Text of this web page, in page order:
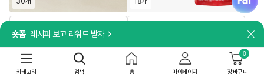
[박스특가]비비고 사골곰탕 300gX30
49,500원
[박스특가]비비고 사골곰탕 500gX18
개
39,240
숏폼 레시피 보고 리워드 받자
카테고리 검색 홈 마이페이지 장바구니
0